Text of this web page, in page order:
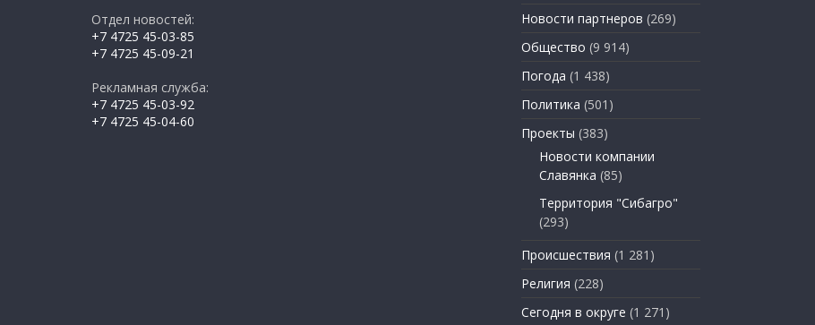
Отдел новостей:
+7 4725 45-03-85
+7 4725 45-09-21
Рекламная служба:
+7 4725 45-03-92
+7 4725 45-04-60
Новости партнеров (269)
Общество (9 914)
Погода (1 438)
Политика (501)
Проекты (383)
Новости компании
Славянка (85)
Территория "Сибагро"
(293)
Происшествия (1 281)
Религия (228)
Сегодня в округе (1 271)